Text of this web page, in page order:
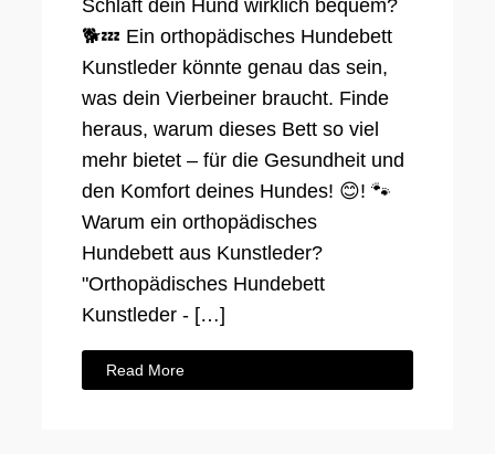
Schläft dein Hund wirklich bequem?
🐕💤 Ein orthopädisches Hundebett
Kunstleder könnte genau das sein,
was dein Vierbeiner braucht. Finde
heraus, warum dieses Bett so viel
mehr bietet – für die Gesundheit und
den Komfort deines Hundes! 😊! 🐾
Warum ein orthopädisches
Hundebett aus Kunstleder?
"Orthopädisches Hundebett
Kunstleder - […]
Read More